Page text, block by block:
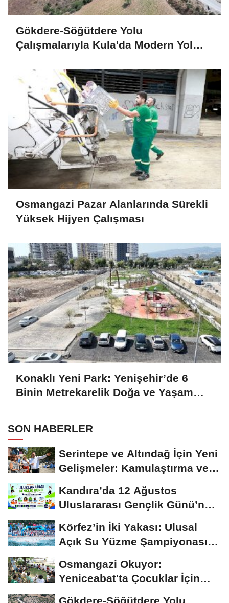
Gökdere-Söğütdere Yolu
Çalışmalarıyla Kula'da Modern Yol
Osmangazi Pazar Alanlarında Sürekli
Yüksek Hijyen Çalışması
Konaklı Yeni Park: Yenişehir’de 6
Binin Metrekarelik Doğa ve Yaşam
SON HABERLER
Serintepe ve Altındağ İçin Yeni
Gelişmeler: Kamulaştırma ve
Kandıra’da 12 Ağustos
Uluslararası Gençlik Günü’nde
Körfez’in İki Yakası: Ulusal
Açık Su Yüzme Şampiyonası
Osmangazi Okuyor:
Yeniceabat'ta Çocuklar İçin
Gökdere-Söğütdere Yolu